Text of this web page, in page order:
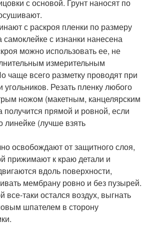
с основой. Грунт наносят по
с раскроя пленки по размеру
самоклейке с изнанки нанесена
можно использовать ее, не
измерительным
чаще всего разметку проводят при
Резать пленку любого
ножом (макетным, канцелярским
получится прямой и ровной, если
линейке (лучше взять
освобождают от защитного слоя,
прижимают к краю детали и
вдоль поверхности,
мембрану ровно и без пузырей.
все-таки остался воздух, выгнать
шпателем в сторону